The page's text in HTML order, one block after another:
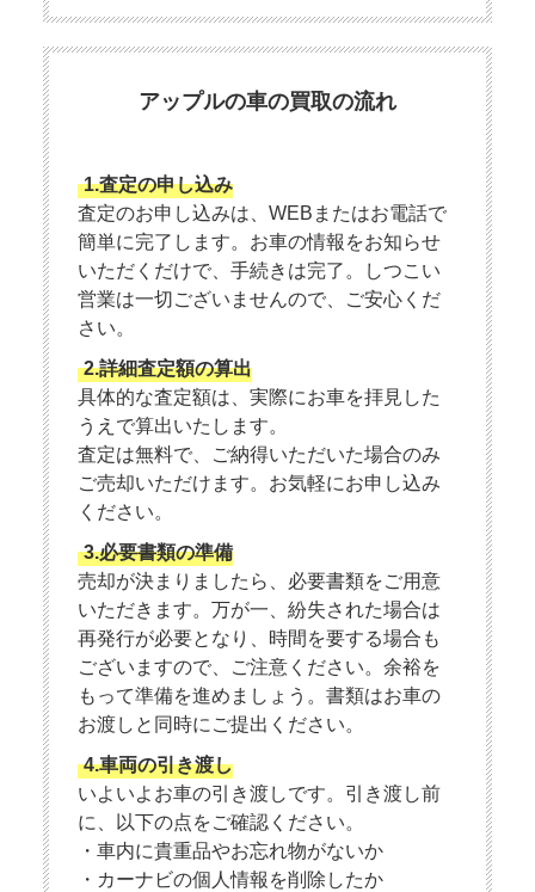
アップルの車の買取の流れ
1.査定の申し込み
査定のお申し込みは、WEBまたはお電話で
簡単に完了します。お車の情報をお知らせ
いただくだけで、手続きは完了。しつこい
営業は一切ございませんので、ご安心くだ
さい。
2.詳細査定額の算出
具体的な査定額は、実際にお車を拝見した
うえで算出いたします。
査定は無料で、ご納得いただいた場合のみ
ご売却いただけます。お気軽にお申し込み
ください。
3.必要書類の準備
売却が決まりましたら、必要書類をご用意
いただきます。万が一、紛失された場合は
再発行が必要となり、時間を要する場合も
ございますので、ご注意ください。余裕を
もって準備を進めましょう。書類はお車の
お渡しと同時にご提出ください。
4.車両の引き渡し
いよいよお車の引き渡しです。引き渡し前
に、以下の点をご確認ください。
・車内に貴重品やお忘れ物がないか
・カーナビの個人情報を削除したか